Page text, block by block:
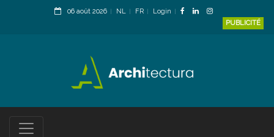
06 août 2026 NL FR
Login
PUBLICITÉ